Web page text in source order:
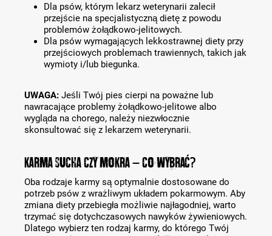
Dla psów, którym lekarz weterynarii zalecił
przejście na specjalistyczną dietę z powodu
problemów żołądkowo-jelitowych.
Dla psów wymagających lekkostrawnej diety przy
przejściowych problemach trawiennych, takich jak
wymioty i/lub biegunka.
UWAGA: Jeśli Twój pies cierpi na poważne lub
nawracające problemy żołądkowo-jelitowe albo
wygląda na chorego, należy niezwłocznie
skonsultować się z lekarzem weterynarii.
KARMA SUCHA CZY MOKRA – CO WYBRAĆ?
Oba rodzaje karmy są optymalnie dostosowane do
potrzeb psów z wrażliwym układem pokarmowym. Aby
zmiana diety przebiegła możliwie najłagodniej, warto
trzymać się dotychczasowych nawyków żywieniowych.
Dlatego wybierz ten rodzaj karmy, do którego Twój